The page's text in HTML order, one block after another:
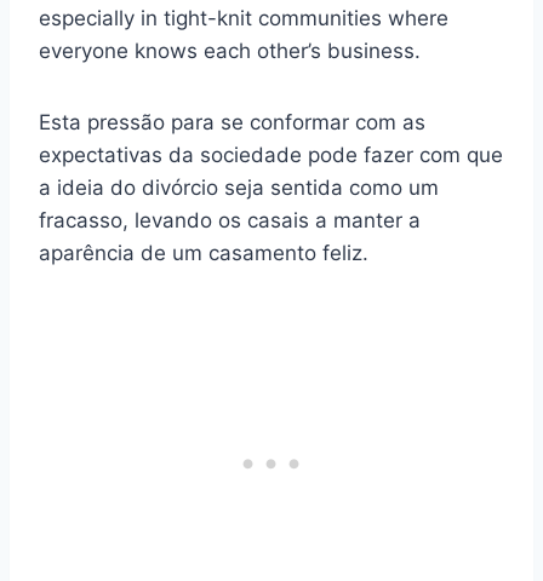
especially in tight-knit communities where
everyone knows each other’s business.
Esta pressão para se conformar com as
expectativas da sociedade pode fazer com que
a ideia do divórcio seja sentida como um
fracasso, levando os casais a manter a
aparência de um casamento feliz.